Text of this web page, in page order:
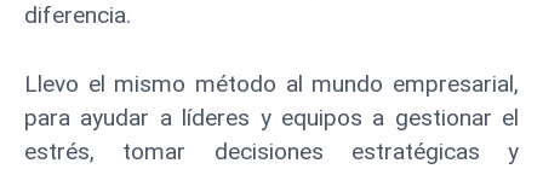
diferencia.
Llevo el mismo método al mundo empresarial,
para ayudar a líderes y equipos a gestionar el
estrés, tomar decisiones estratégicas y